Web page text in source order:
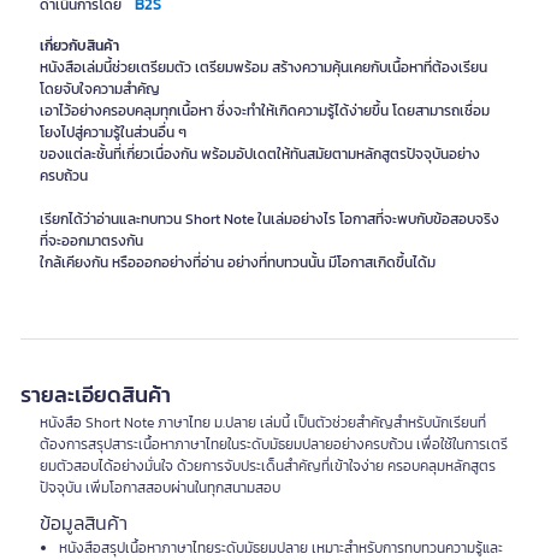
ดำเนินการโดย
เกี่ยวกับสินค้า
หนังสือเล่มนี้ช่วยเตรียมตัว เตรียมพร้อม สร้างความคุ้นเคยกับเนื้อหาที่ต้องเรียน
โดยจับใจความสำคัญ
เอาไว้อย่างครอบคลุมทุกเนื้อหา ซึ่งจะทำให้เกิดความรู้ได้ง่ายขึ้น โดยสามารถเชื่อม
โยงไปสู่ความรู้ในส่วนอื่น ๆ
ของแต่ละชั้นที่เกี่ยวเนื่องกัน พร้อมอัปเดตให้ทันสมัยตามหลักสูตรปัจจุบันอย่าง
ครบถ้วน
เรียกได้ว่าอ่านและทบทวน Short Note ในเล่มอย่างไร โอกาสที่จะพบกับข้อสอบจริง
ที่จะออกมาตรงกัน
ใกล้เคียงกัน หรือออกอย่างที่อ่าน อย่างที่ทบทวนนั้น มีโอกาสเกิดขึ้นได้ม
รายละเอียดสินค้า
หนังสือ Short Note ภาษาไทย ม.ปลาย เล่มนี้ เป็นตัวช่วยสำคัญสำหรับนักเรียนที่
ต้องการสรุปสาระเนื้อหาภาษาไทยในระดับมัธยมปลายอย่างครบถ้วน เพื่อใช้ในการเตรี
ยมตัวสอบได้อย่างมั่นใจ ด้วยการจับประเด็นสำคัญที่เข้าใจง่าย ครอบคลุมหลักสูตร
ปัจจุบัน เพิ่มโอกาสสอบผ่านในทุกสนามสอบ
ข้อมูลสินค้า
หนังสือสรุปเนื้อหาภาษาไทยระดับมัธยมปลาย เหมาะสำหรับการทบทวนความรู้และ